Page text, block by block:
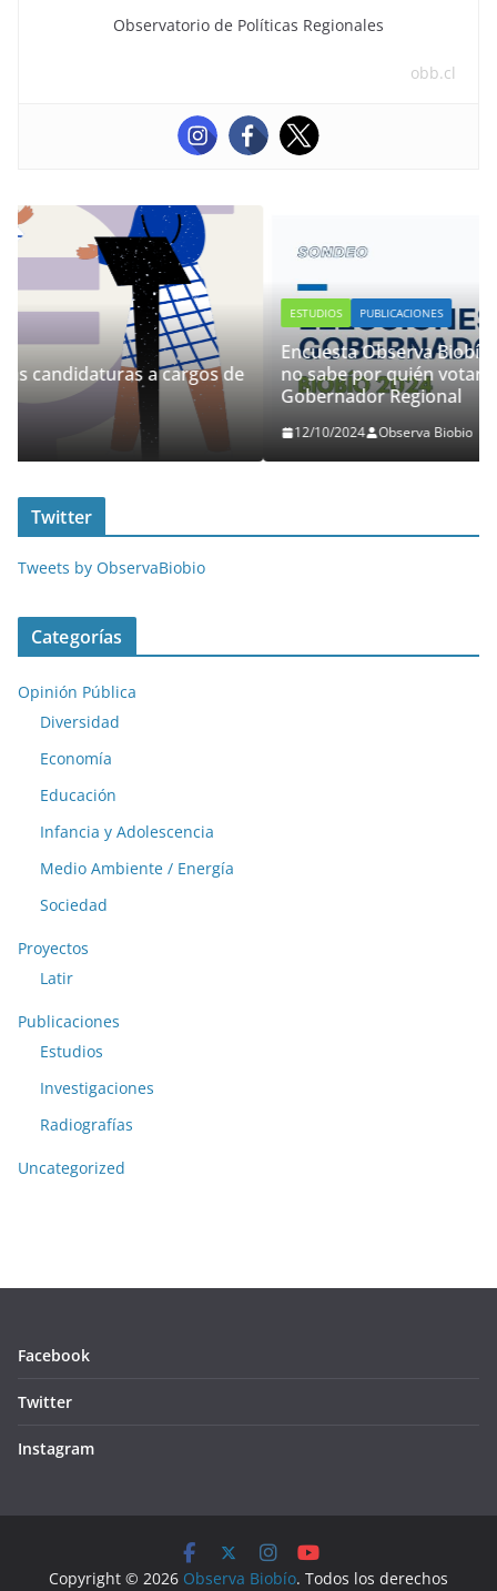
Observatorio de Políticas Regionales
obb.cl
de
ESTUDIOS PUBLICACIONES
Encuesta Observa Biobío: Un 29% de las personas
no sabe por quién votar en las elecciones de
Gobernador Regional
12/10/2024 Observa Biobio
Twitter
Tweets by ObservaBiobio
Categorías
Opinión Pública
Diversidad
Economía
Educación
Infancia y Adolescencia
Medio Ambiente / Energía
Sociedad
Proyectos
Latir
Publicaciones
Estudios
Investigaciones
Radiografías
Uncategorized
Facebook
Twitter
Instagram
Copyright © 2026 Observa Biobío. Todos los derechos